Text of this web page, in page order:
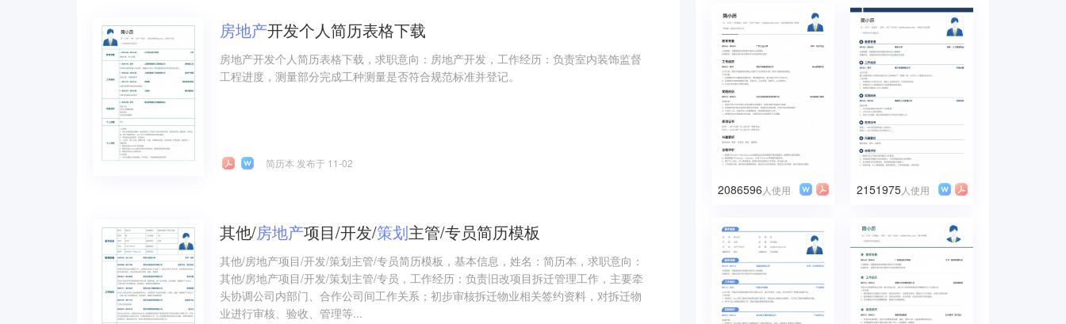
房地产开发个人简历表格下载
房地产开发个人简历表格下载，求职意向：房地产开发，工作经历：负责室内装饰监督
工程进度，测量部分完成工种测量是否符合规范标准并登记。
简历本 发布于 11-02
其他/房地产项目/开发/策划主管/专员简历模板
其他/房地产项目/开发/策划主管/专员简历模板，基本信息，姓名：简历本，求职意向：
其他/房地产项目/开发/策划主管/专员，工作经历：负责旧改项目拆迁管理工作，主要牵
头协调公司内部门、合作公司间工作关系；初步审核拆迁物业相关签约资料，对拆迁物
业进行审核、验收、管理等...
2086596 人使用 2151975人使用